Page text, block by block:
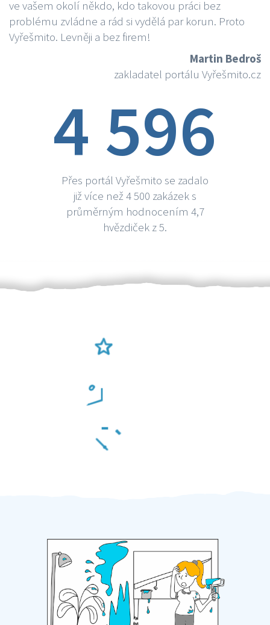
ve vašem okolí někdo, kdo takovou práci bez
problému zvládne a rád si vydělá par korun. Proto
Vyřešmito. Levněji a bez firem!
Martin Bedroš
zakladatel portálu Vyřešmito.cz
4 596
Přes portál Vyřešmito se zadalo
již více než 4 500 zakázek s
průměrným hodnocením 4,7
hvězdiček z 5.